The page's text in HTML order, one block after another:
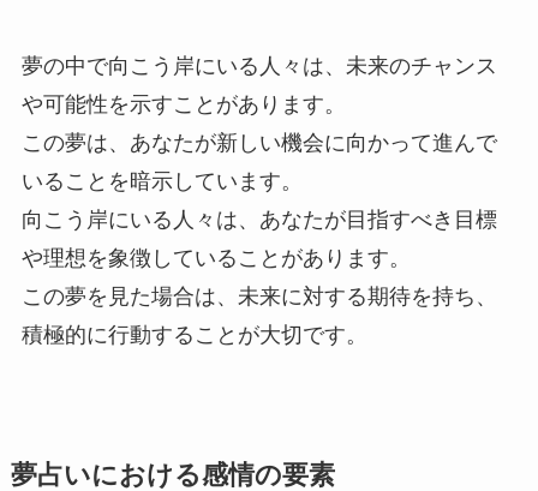
夢の中で向こう岸にいる人々は、未来のチャンス
や可能性を示すことがあります。
この夢は、あなたが新しい機会に向かって進んで
いることを暗示しています。
向こう岸にいる人々は、あなたが目指すべき目標
や理想を象徴していることがあります。
この夢を見た場合は、未来に対する期待を持ち、
積極的に行動することが大切です。
夢占いにおける感情の要素